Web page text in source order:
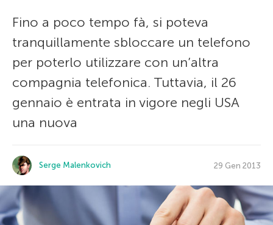
Fino a poco tempo fà, si poteva
tranquillamente sbloccare un telefono
per poterlo utilizzare con un’altra
compagnia telefonica. Tuttavia, il 26
gennaio è entrata in vigore negli USA
una nuova
Serge Malenkovich 29 Gen 2013